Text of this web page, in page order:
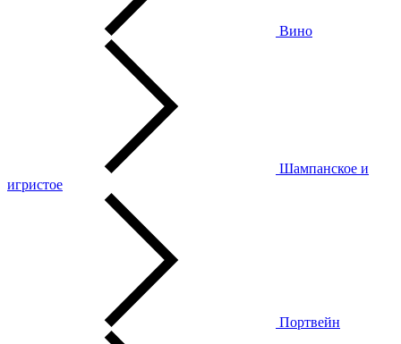
Вино
Шампанское и
игристое
Портвейн